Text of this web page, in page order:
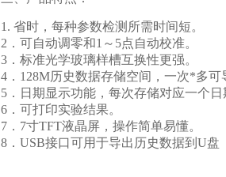
1. 省时，每种参数检测所需时间短。
2．可自动调零和1～5点自动校准。
3．标准光学玻璃样槽互换性更强。
4．128M历史数据存储空间，一次*多可
5．日期显示功能，每次存储对应一个日
6．可打印实验结果。
7．7寸TFT液晶屏，操作简单易懂。
8．USB接口可用于导出历史数据到U盘